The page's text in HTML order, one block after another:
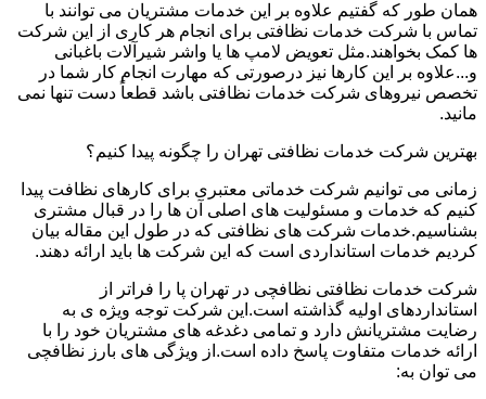
همان طور که گفتیم علاوه بر این خدمات مشتریان می توانند با
تماس با شرکت خدمات نظافتی برای انجام هر کاری از این شرکت
ها کمک بخواهند.مثل تعویض لامپ ها یا واشر شیرآلات باغبانی
و...علاوه بر این کارها نیز درصورتی که مهارت انجام کار شما در
تخصص نیروهای شرکت خدمات نظافتی باشد قطعاً دست تنها نمی
مانید.
بهترین شرکت خدمات نظافتی تهران را چگونه پیدا کنیم؟
زمانی می توانیم شرکت خدماتی معتبری برای کارهای نظافت پیدا
کنیم که خدمات و مسئولیت های اصلی آن ها را در قبال مشتری
بشناسیم.خدمات شرکت های نظافتی که در طول این مقاله بیان
کردیم خدمات استانداردی است که این شرکت ها باید ارائه دهند.
شرکت خدمات نظافتی نظافچی در تهران پا را فراتر از
استانداردهای اولیه گذاشته است.این شرکت توجه ویژه ی به
رضایت مشتریانش دارد و تمامی دغدغه های مشتریان خود را با
ارائه خدمات متفاوت پاسخ داده است.از ویژگی های بارز نظافچی
می توان به: